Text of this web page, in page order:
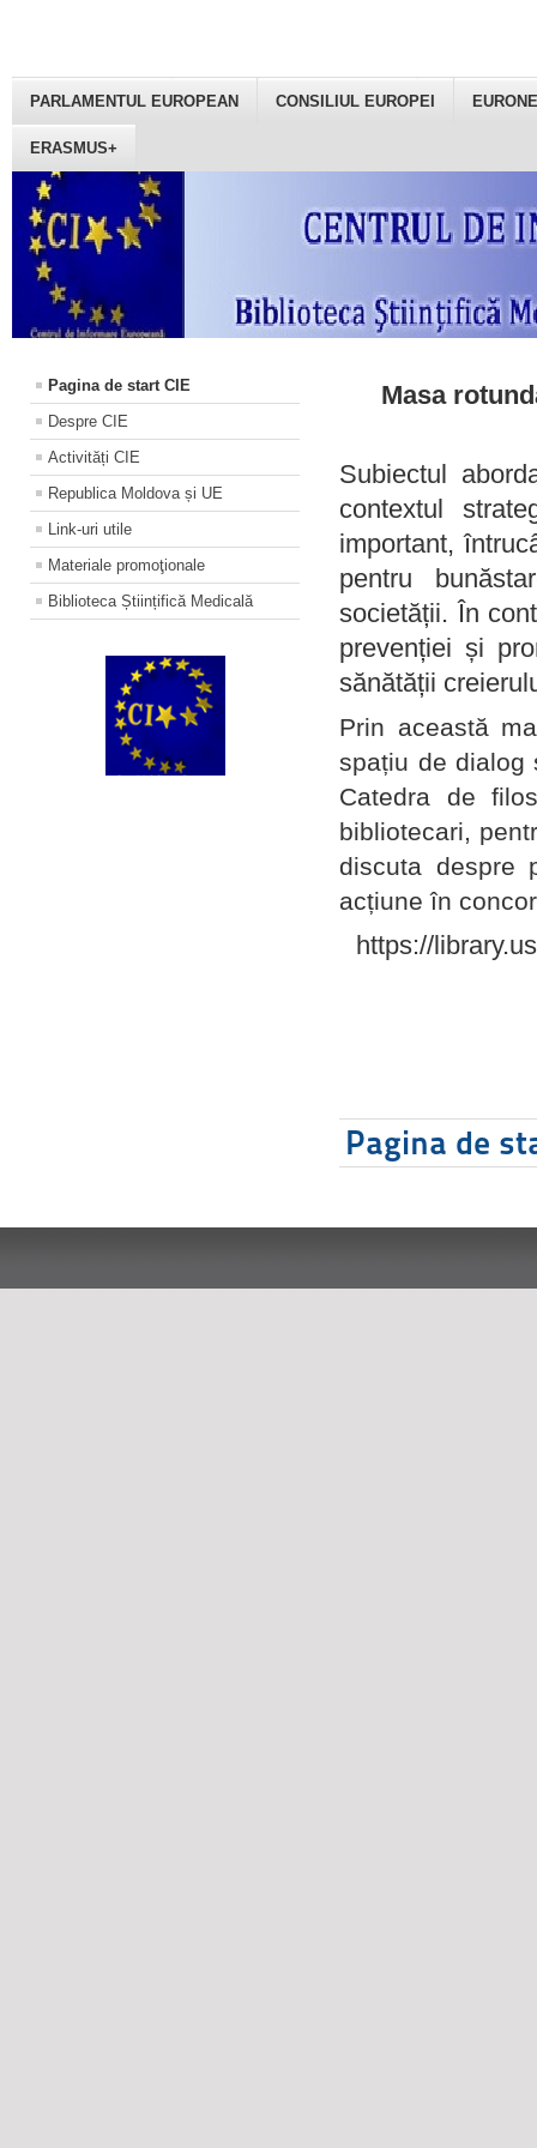
PARLAMENTUL EUROPEAN CONSILIUL EUROPEI
ERASMUS+
Pagina de start CIE
Despre CIE
Activități CIE
Republica Moldova și UE
Link-uri utile
Materiale promoţionale
Biblioteca Științifică Medicală
Masa
Subiectul
contextul
important,
pentru
societății. În
prevenției și
sănătății
Prin această
spațiu de dialog
Catedra de
bibliotecari,
discuta despre
acțiune în
https://
Pagina de